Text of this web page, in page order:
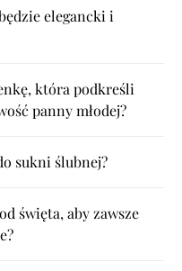
elegancki i
która podkreśli
panny młodej?
sukni ślubnej?
święta, aby zawsze